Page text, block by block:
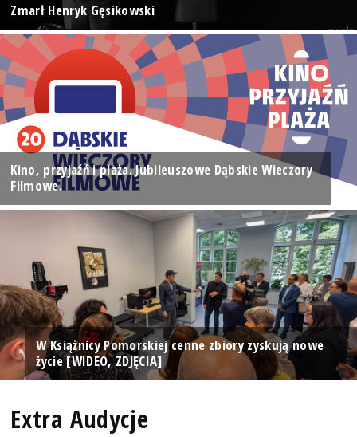
Zmarł Henryk Gęsikowski
Kino, przyjaźń i plaża. Jubileuszowe Dąbskie Wieczory
Filmowe.
W Książnicy Pomorskiej cenne zbiory zyskują nowe
życie [WIDEO, ZDJĘCIA]
Extra Audycje